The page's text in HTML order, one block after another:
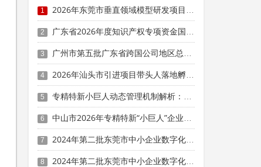
1 2026年东莞市垂直领域模型研发项目申报时间、条件要求、资助奖励
2 广东省2026年度知识产权专项资金国际人才交流项目申报时间、条件要求
3 广州市第五批广东省跨国公司地区总部申报时间、条件要求
4 2026年汕头市引进项目带头人落地孵化精细化工企业专项资金申报时间、条件要求、资助奖励
5 专精特新小巨人动态管理机制解析：2026年复核不通过的主要原因与补救措施
6 中山市2026年专精特新“小巨人”企业奖补资金项目拟入库计划的公示
7 2024年第二批东莞市中小企业数字化转型城市试点专项资金两化融合管理体系贯标项目资助计划
8 2024年第二批东莞市中小企业数字化转型城市试点专项资金两化融合管理体系贯标项目拟资助企业名单的公示